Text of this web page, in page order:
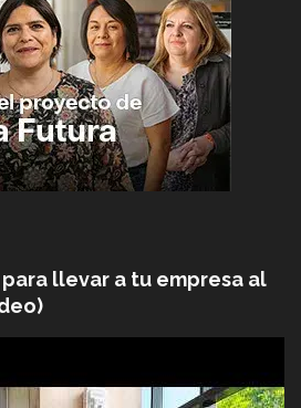
llevar a tu empresa al